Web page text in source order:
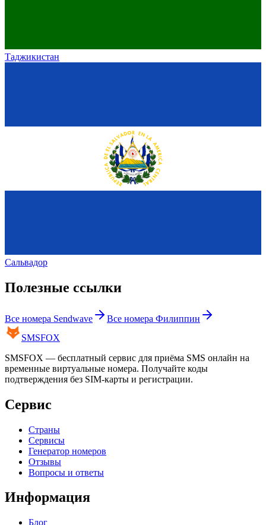
Таджикистан
Сальвадор
Полезные ссылки
Все номера Sendwave Все номера Филиппин
SMSFOX
SMSFOX — бесплатный сервис для приёма SMS онлайн на
временные виртуальные номера. Получайте коды
подтверждения без SIM-карты и регистрации.
Сервис
Страны
Сервисы
Генератор номеров
Отзывы
Вопросы и ответы
Информация
Блог